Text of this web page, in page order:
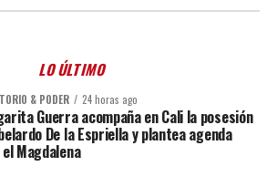
LO ÚLTIMO
& PODER 24 horas ago
Guerra acompaña en Cali la posesión
De la Espriella y plantea agenda
Magdalena